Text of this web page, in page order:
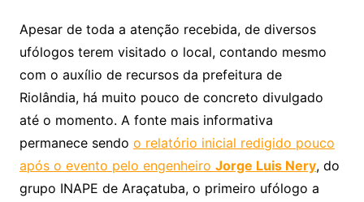
Apesar de toda a atenção recebida, de diversos
ufólogos terem visitado o local, contando mesmo
com o auxílio de recursos da prefeitura de
Riolândia, há muito pouco de concreto divulgado
até o momento. A fonte mais informativa
permanece sendo o relatório inicial redigido pouco
após o evento pelo engenheiro Jorge Luis Nery, do
grupo INAPE de Araçatuba, o primeiro ufólogo a